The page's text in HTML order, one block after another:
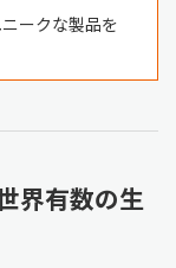
ークな製品を
界有数の生